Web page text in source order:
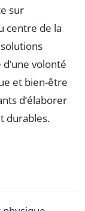
sur
centre de la
volonté
et bien-être
d’élaborer
durables.